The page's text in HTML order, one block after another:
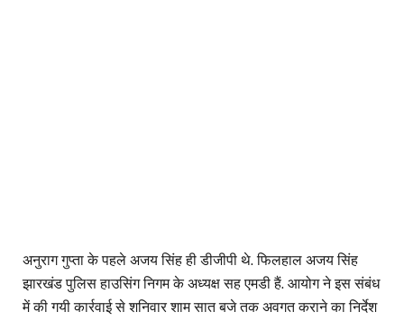
अनुराग गुप्ता के पहले अजय सिंह ही डीजीपी थे. फिलहाल अजय सिंह
झारखंड पुलिस हाउसिंग निगम के अध्यक्ष सह एमडी हैं. आयोग ने इस संबंध
में की गयी कार्रवाई से शनिवार शाम सात बजे तक अवगत कराने का निर्देश